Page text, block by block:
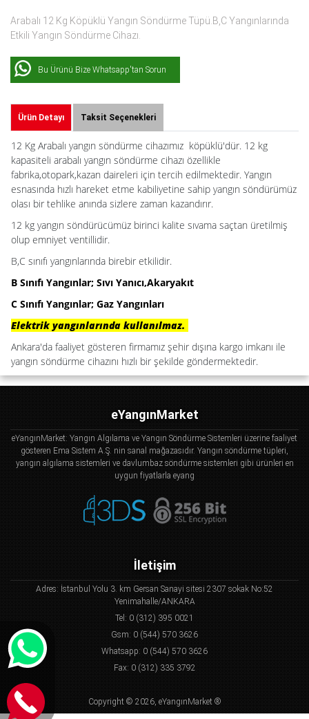
Arabalı 12 Kg Köpüklü Yangın Söndürme Tüpü.B,C Yangınlarında
Etkili Yangın Söndürme Cihazı.
Bu Ürünü Bize Whatsapp'tan Sorun
Ürün Detayı Taksit Seçenekleri
12 Kg Arabalı yangın söndürme cihazımız köpüklü'dür. 12 kg
kapasiteli arabalı yangın söndürme cihazı özellikle
fabrika,otopark,kazan daireleri için tercih edilmektedir. Yangın
esnasında hızlı hareket etme kabiliyetine sahip yangın söndürümüz
olası bir tehlike anında sizlere zaman kazandırır.
12 kg yangın söndürücümüz birinci kalite sıvama saçtan üretilmiş
olup emniyet ventillidir.
B,C sınıfı yangınlarında birebir etkilidir.
B Sınıfı Yangınlar; Sıvı Yanıcı,Akaryakıt
C Sınıfı Yangınlar; Gaz Yangınları
Elektrik yangınlarında kullanılmaz.
Ankara'da faaliyet gösteren firmamız şehir dışına kargo imkanı ile
yangın söndürme cihazını hızlı bir şekilde göndermektedir.
eYangınMarket
eYangınMarket: Yangın Algılama ve Yangın Söndürme Sistemleri üzerine faaliyet
gösteren Ema Sistem A.Ş. nin sanal mağazasıdır. Yangın söndürme tüpleri,
yangın algılama sistemleri ve davlumbaz söndürme sistemleri gibi ürünleri en
uygun fiyatlarla eyang
İletişim
Adres: İstanbul Yolu 3. km Gersan Sanayi sitesi 2307 sokak No:52
Yenimahalle/ANKARA
Tel: 0 (312) 395 0021
Gsm: 0 (544) 570 3626
Whatsapp: 0 (544) 570 3626
Fax: 0 (312) 335 3792
Copyright © 2026, eYangınMarket ®